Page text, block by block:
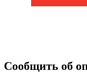
Сообщить об